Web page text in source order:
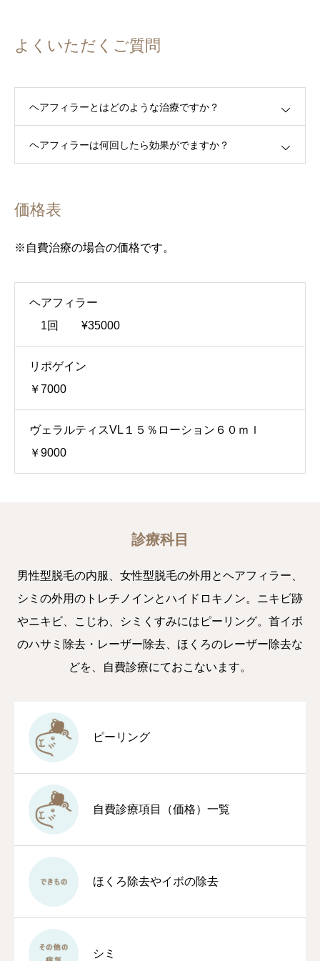
よくいただくご質問
ヘアフィラーとはどのような治療ですか？
ヘアフィラーは何回したら効果がでますか？
価格表
※自費治療の場合の価格です。
ヘアフィラー
1回 ¥35000
リポゲイン
￥7000
ヴェラルティスVL１５％ローション６０ｍｌ
￥9000
診療科目
男性型脱毛の内服、女性型脱毛の外用とヘアフィラー、
シミの外用のトレチノインとハイドロキノン。ニキビ跡
やニキビ、こじわ、シミくすみにはピーリング。首イボ
のハサミ除去・レーザー除去、ほくろのレーザー除去な
どを、自費診療にておこないます。
ピーリング
自費診療項目（価格）一覧
ほくろ除去やイボの除去
シミ